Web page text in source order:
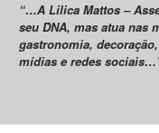
“…A Lilica Mattos –
seu DNA, mas atua nas
gastronomia,
mídias e redes